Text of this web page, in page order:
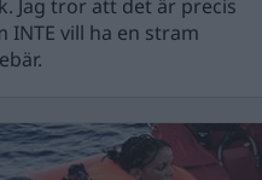
Jag tror att det är precis
vill ha en stram